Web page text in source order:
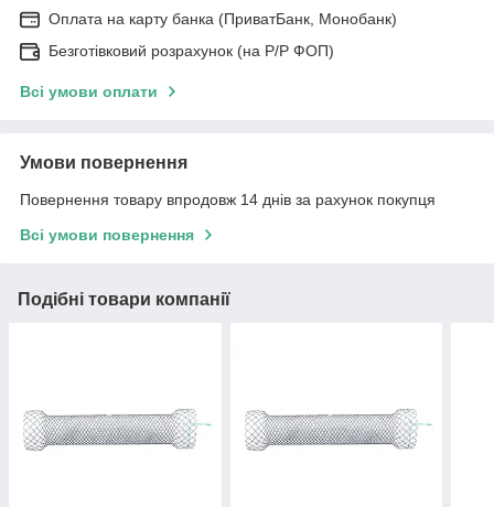
Оплата на карту банка (ПриватБанк, Монобанк)
Безготівковий розрахунок (на Р/Р ФОП)
Всі умови оплати
Умови повернення
Повернення товару впродовж 14 днів за рахунок покупця
Всі умови повернення
Подібні товари компанії